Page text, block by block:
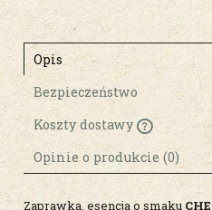
Opis
Bezpieczeństwo
Koszty dostawy
Cena nie zawiera
płatności
Opinie o produkcie (0)
Zaprawka, esencja o smaku